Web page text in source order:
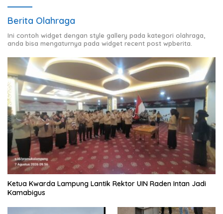
Berita Olahraga
Ini contoh widget dengan style gallery pada kategori olahraga,
anda bisa mengaturnya pada widget recent post wpberita.
Ketua Kwarda Lampung Lantik Rektor UIN Raden Intan Jadi
Kamabigus